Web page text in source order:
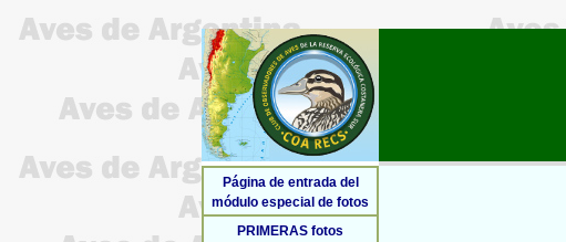
Página de entrada del
módulo especial de fotos
PRIMERAS fotos